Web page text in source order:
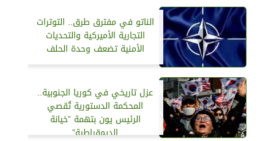
الناتو في مفترق طرق.. التوترات
التجارية الأميركية والتحديات
الأمنية تضعف وحدة الحلف
عزل تاريخي في كوريا الجنوبية..
المحكمة الدستورية تُقصي
الرئيس يون بتهمة ”خيانة
الديمقراطية”